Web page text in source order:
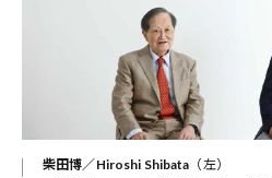
柴田博／Hiroshi Shibata （左）